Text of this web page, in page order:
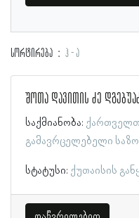
სორტირება ჰ - ა
შოთა დავითის ძე
საქმიანობა:
გამავრცელებელი
სტატუსი: ქუთაისის